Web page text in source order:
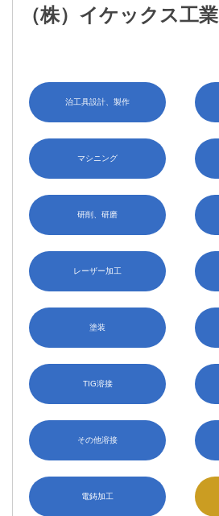
（株）イケックス工業
治工具設計、製作
マシニング
研削、研磨
レーザー加工
塗装
TIG溶接
その他溶接
電鋳加工